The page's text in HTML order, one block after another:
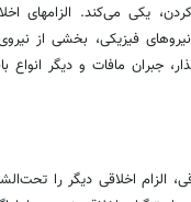
یکی می‌کند. الزامهای
نیروهای فیزیکی، بخشی از
جبران مافات و دیگر انواع
الزام اخلاقی دیگر را